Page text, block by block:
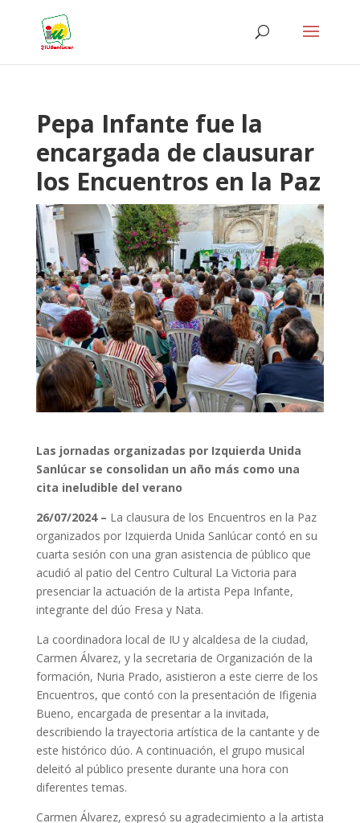
Pepa Infante fue la
encargada de clausurar
los Encuentros en la Paz
Las jornadas organizadas por Izquierda Unida
Sanlúcar se consolidan un año más como una
cita ineludible del verano
26/07/2024 – La clausura de los Encuentros en la Paz
organizados por Izquierda Unida Sanlúcar contó en su
cuarta sesión con una gran asistencia de público que
acudió al patio del Centro Cultural La Victoria para
presenciar la actuación de la artista Pepa Infante,
integrante del dúo Fresa y Nata.
La coordinadora local de IU y alcaldesa de la ciudad,
Carmen Álvarez, y la secretaria de Organización de la
formación, Nuria Prado, asistieron a este cierre de los
Encuentros, que contó con la presentación de Ifigenia
Bueno, encargada de presentar a la invitada,
describiendo la trayectoria artística de la cantante y de
este histórico dúo. A continuación, el grupo musical
deleitó al público presente durante una hora con
diferentes temas.
Carmen Álvarez, expresó su agradecimiento a la artista